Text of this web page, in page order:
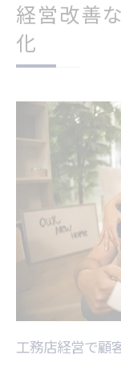
経営改善
化
工務店経営で顧